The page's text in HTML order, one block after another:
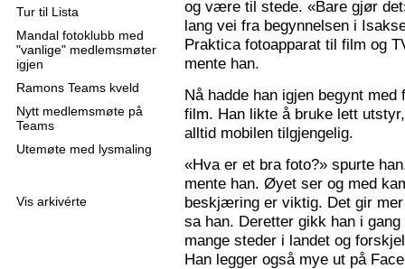
Tur til Lista
Mandal fotoklubb med
"vanlige" medlemsmøter
igjen
Ramons Teams kveld
Nytt medlemsmøte på
Teams
Utemøte med lysmaling
Vis arkivérte
og være til stede. «Bare gjør
lang vei fra begynnelsen i
Praktica fotoapparat til film og
mente han.
Nå hadde han igjen begynt
film. Han likte å bruke lett
alltid mobilen tilgjengelig.
«Hva er et bra foto?» spurte
mente han. Øyet ser og med
beskjæring er viktig. Det gir
sa han. Deretter gikk han i
mange steder i landet og
Han legger også mye ut på